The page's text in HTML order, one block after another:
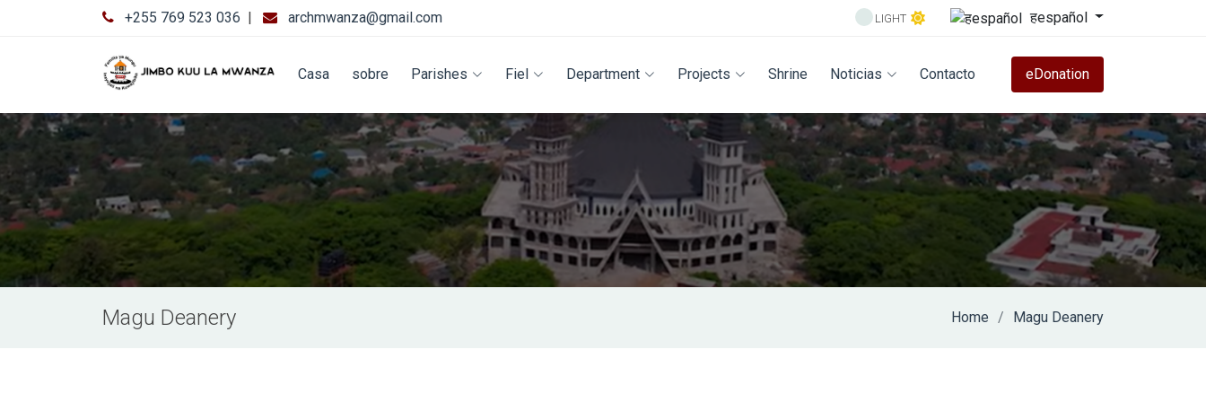
+255 769 523 036 | archmwanza@gmail.com LIGHT हespañol
Casa sobre Parishes Fiel Department Projects Shrine Noticias Contacto eDonation
Magu Deanery Home Magu Deanery